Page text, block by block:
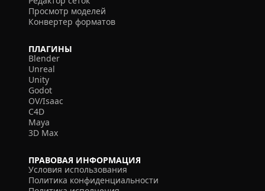
Просмотр моделей
Конвертер форматов
ПЛАГИНЫ
Blender
Unreal
Unity
Godot
OV/Isaac
C4D
Maya
3D Max
ПРАВОВАЯ ИНФОРМАЦИЯ
Условия использования
Политика конфиденциальности